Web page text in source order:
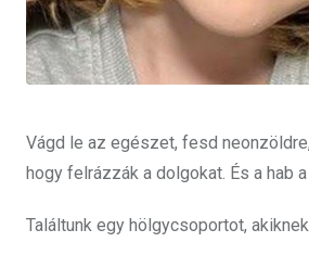
Vágd le az egészet, fesd
hogy felrázzák a dolgokat. És a hab
Találtunk egy hölgycsoportot,